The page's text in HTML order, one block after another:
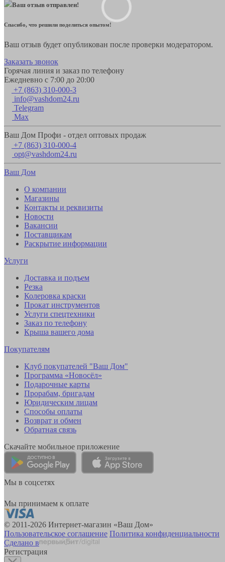
Ваш отзыв отправлен!
Спасибо, что решили поделиться опытом!
Ваш отзыв будет опубликован после проверки модератором.
Заказать звонок
Горячая линия и заказ по телефону
Ежедневно с 7:00 до 20:00
+7 (863) 310-000-3
info@vashdom24.ru
Telegram
Max
Ваш Дом Профи - отдел оптовых продаж
+7 (863) 310-000-4
opt@vashdom24.ru
Ваш Дом
О компании
Магазины
Контакты и реквизиты
Новости
Вакансии
Поставщикам
Раскрытие информации
Услуги
Доставка и подъем
Резка
Колеровка краски
Прокат инструментов
Услуги спецтехники
Заказ по телефону
Крыша вашего дома
Покупателям
Клуб покупателей "Ваш Дом"
Программа «Новосёл»
Подарочные карты
Прорабам, бригадам
Юридическим лицам
Способы оплаты
Возврат и обмен
Обратная связь
Скачайте мобильное приложение
Мы в соцсетях
Мы принимаем к оплате
© 2011-2026 Интернет-магазин «Ваш Дом»
Пользовательское соглашение Политика конфиденциальности
Сделано в
Регистрация